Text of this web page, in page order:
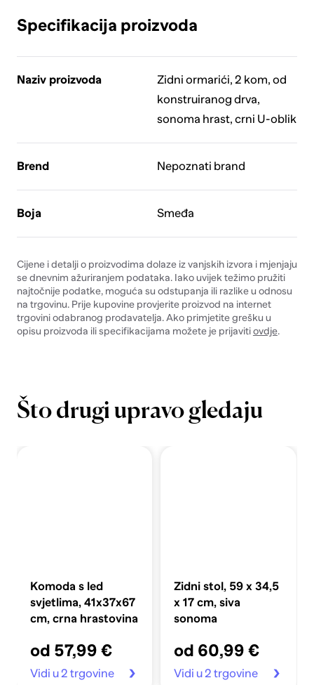
Specifikacija proizvoda
Naziv proizvoda
Zidni ormarići, 2 kom, od
konstruiranog drva,
sonoma hrast, crni U-oblik
Brend Nepoznati brand
Boja Smeđa
Cijene i detalji o proizvodima dolaze iz vanjskih izvora i mjenjaju
se dnevnim ažuriranjem podataka. Iako uvijek težimo pružiti
najtočnije podatke, moguća su odstupanja ili razlike u odnosu
na trgovinu. Prije kupovine provjerite proizvod na internet
trgovini odabranog prodavatelja. Ako primjetite grešku u
opisu proizvoda ili specifikacijama možete je prijavitiovdje.
Što drugi upravo gledaju
Komoda s led
svjetlima, 41x37x67
cm, crna hrastovina
od 57,99 €
Vidi u 2 trgovine
Zidni stol, 59 x 34,5
x 17 cm, siva
sonoma
od 60,99 €
Vidi u 2 trgovine